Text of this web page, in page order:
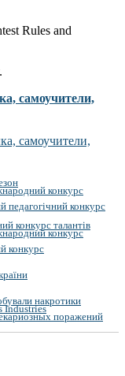
Rules and
самоучители,
конкурс
конкурс
конкурс талантів
конкурс
конкурс
накротики
Industries
поражений